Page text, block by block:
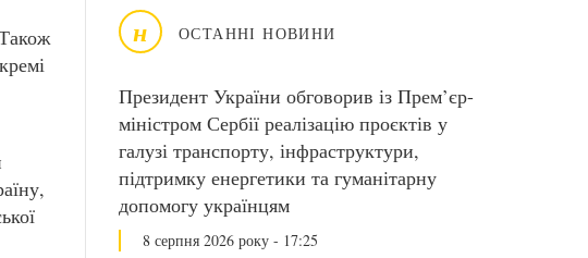
н ОСТАННІ НОВИНИ
Президент України обговорив із Прем’єр-
міністром Сербії реалізацію проєктів у
галузі транспорту, інфраструктури,
підтримку енергетики та гуманітарну
допомогу українцям
8 серпня 2026 року - 17:25